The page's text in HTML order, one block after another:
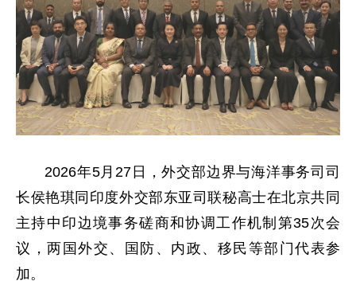
2026年5月27日，外交部边界与海洋事务司司
长侯艳琪同印度外交部东亚司联秘高士在北京共同
主持中印边境事务磋商和协调工作机制第35次会
议，两国外交、国防、内政、移民等部门代表参
加。